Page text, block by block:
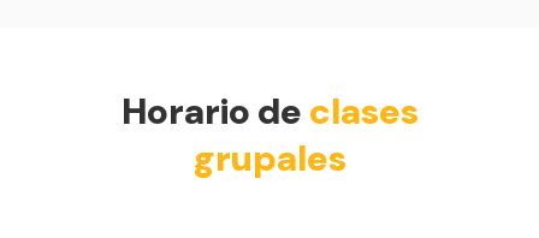
Horario de clases
grupales